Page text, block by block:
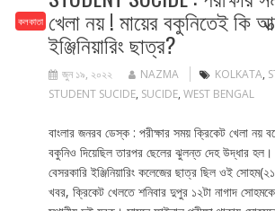
কলকাতা খেলা নয় ! মায়ের বকুনিতেই কি
ইঞ্জিনিয়ারিং ছাত্র?
জুন ১৯, ২০২২ NAZMA KOLKATA,
STUDENT SUCIDE, SUCIDE, WEST BENGAL
বাংলার জনরব ডেস্ক : পরীক্ষার সময় ক্রিকেট খেলা নয়
বকুনিও দিয়েছিল তারপর ছেলের ঝুলন্ত দেহ উদ্ধার
বেসরকারি ইঞ্জিনিয়ারিং কলেজের ছাত্র ছিল ওই
খবর, ক্রিকেট খেলতে শনিবার দুপুর ১২টা নাগাদ